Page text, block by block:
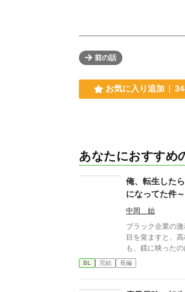
前の話
お気に入り追加
あなたにおすすめ
俺、転生した
になってた件
かハードモード
中岡 始
ブラック企業の
目を覚ますと、高
も、鏡に映ったの
初日から女子たち
が、社畜思考が
BL 完結 長編